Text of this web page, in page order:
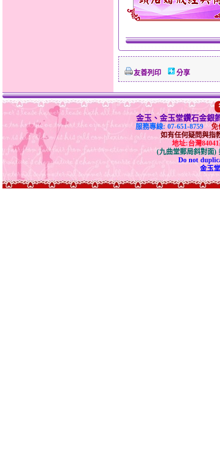
友善列印 分享
金玉、金玉堂鑽石金銀
服務專線: 07-651-8759
免
如有任何疑問與指
地址:台灣
(九曲堂郵局斜對面)
Do not
金玉